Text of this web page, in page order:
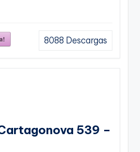
8088 Descargas
539 –